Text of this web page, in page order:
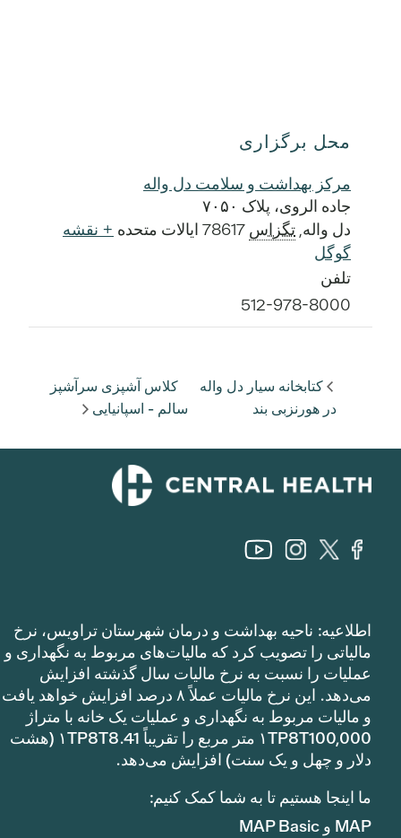
محل برگزاری
مرکز بهداشت و سلامت دل واله
جاده الروی، پلاک ۷۰۵۰
دل واله, تگزاس 78617 ایالات متحده + نقشه
گوگل
تلفن
512-978-8000
کتابخانه سیار دل واله
در هورنزبی بند
کلاس آشپزی سرآشپز
سالم - اسپانیایی
اطلاعیه: ناحیه بهداشت و درمان شهرستان تراویس، نرخ
مالیاتی را تصویب کرد که مالیات‌های مربوط به نگهداری و
عملیات را نسبت به نرخ مالیات سال گذشته افزایش
می‌دهد. این نرخ مالیات عملاً ۸ درصد افزایش خواهد یافت
و مالیات مربوط به نگهداری و عملیات یک خانه با متراژ
۱TP8T100,000 متر مربع را تقریباً ۱TP8T8.41 (هشت
دلار و چهل و یک سنت) افزایش می‌دهد.
ما اینجا هستیم تا به شما کمک کنیم:
MAP و MAP Basic